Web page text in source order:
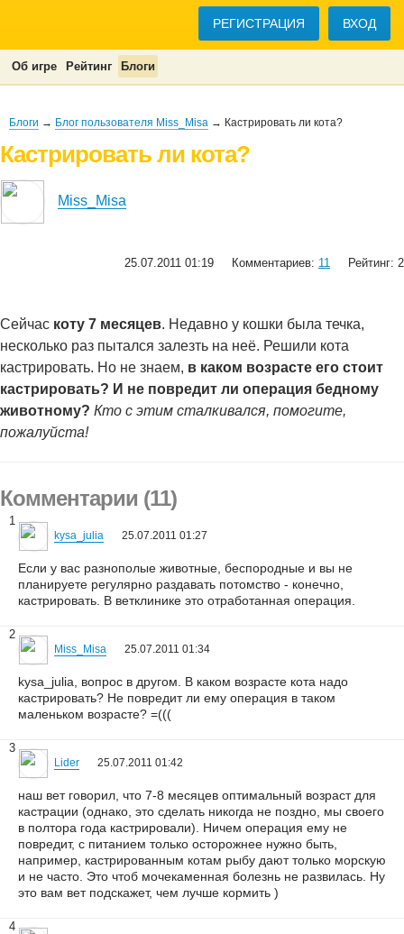
РЕГИСТРАЦИЯ ВХОД
Об игре Рейтинг Блоги
Блоги → Блог пользователя Miss_Misa → Кастрировать ли кота?
Кастрировать ли кота?
Miss_Misa
25.07.2011 01:19 Комментариев: 11 Рейтинг: 2
Сейчас коту 7 месяцев. Недавно у кошки была течка,
несколько раз пытался залезть на неё. Решили кота
кастрировать. Но не знаем, в каком возрасте его стоит
кастрировать? И не повредит ли операция бедному
животному? Кто с этим сталкивался, помогите,
пожалуйста!
Комментарии (11)
1
kysa_julia 25.07.2011 01:27
Если у вас разнополые животные, беспородные и вы не
планируете регулярно раздавать потомство - конечно,
кастрировать. В ветклинике это отработанная операция.
2
Miss_Misa 25.07.2011 01:34
kysa_julia, вопрос в другом. В каком возрасте кота надо
кастрировать? Не повредит ли ему операция в таком
маленьком возрасте? =(((
3
Lider 25.07.2011 01:42
наш вет говорил, что 7-8 месяцев оптимальный возраст для
кастрации (однако, это сделать никогда не поздно, мы своего
в полтора года кастрировали). Ничем операция ему не
повредит, с питанием только осторожнее нужно быть,
например, кастрированным котам рыбу дают только морскую
и не часто. Это чтоб мочекаменная болезнь не развилась. Ну
это вам вет подскажет, чем лучше кормить )
4